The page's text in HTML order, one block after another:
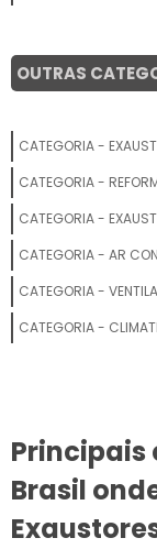
EXAUSTOR AXIAL
EXAUSTOR AXIAL
FABRICANTE DE
EXAUSTOR AXIAL
OUTRAS
CATEGORIA -
CATEGORIA -
CATEGORIA -
CATEGORIA - AR
CATEGORIA -
CATEGORIA -
Principais
Brasil